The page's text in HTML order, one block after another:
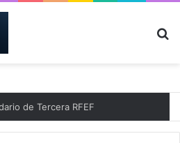
de Tercera RFEF